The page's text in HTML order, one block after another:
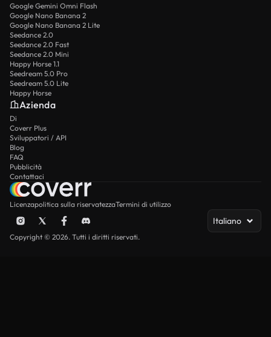
Google Gemini Omni Flash
Google Nano Banana 2
Google Nano Banana 2 Lite
Seedance 2.0
Seedance 2.0 Fast
Seedance 2.0 Mini
Happy Horse 1.1
Seedream 5.0 Pro
Seedream 5.0 Lite
Happy Horse
Azienda
Di
Coverr Plus
Sviluppatori / API
Blog
FAQ
Pubblicità
Contattaci
Licenzapolitica sulla riservatezzaTermini di utilizzo
Italiano
Copyright © 2026. Tutti i diritti riservati.